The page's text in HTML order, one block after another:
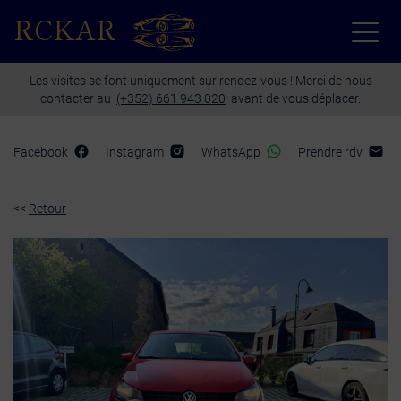
RCKAR
Les visites se font uniquement sur rendez-vous ! Merci de nous
contacter au (+352) 661 943 020 avant de vous déplacer.
Facebook Instagram WhatsApp Prendre rdv
<< Retour